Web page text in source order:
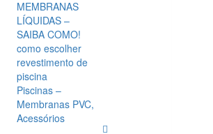
MEMBRANAS
LÍQUIDAS –
SAIBA COMO!
como escolher
revestimento de
piscina
Piscinas –
Membranas PVC,
Acessórios